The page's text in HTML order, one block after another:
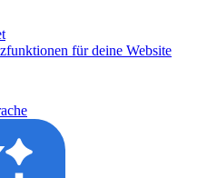
für deine Website